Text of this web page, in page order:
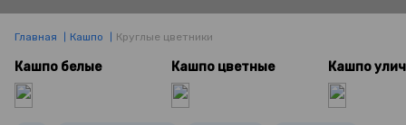
Главная Кашпо Круглые цветники
Кашпо белые Кашпо цветные Кашпо